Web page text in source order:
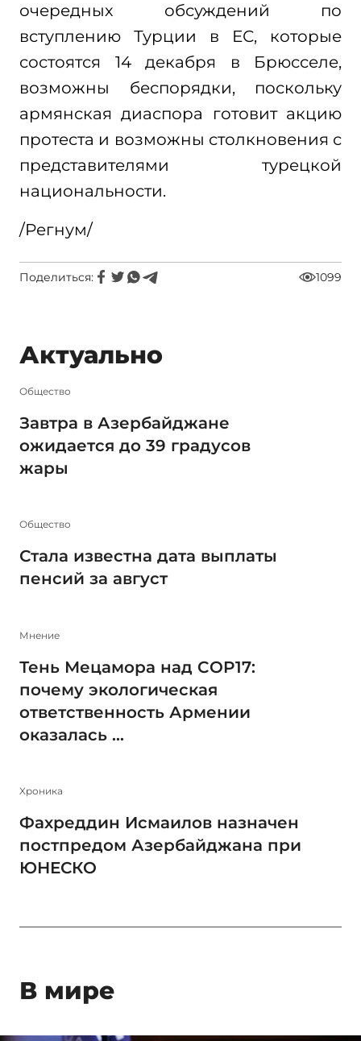
очередных обсуждений по
вступлению Турции в ЕС, которые
состоятся 14 декабря в Брюсселе,
возможны беспорядки, поскольку
армянская диаспора готовит акцию
протеста и возможны столкновения с
представителями турецкой
национальности.
/Регнум/
Поделиться: 1099
Актуально
Общество
Завтра в Азербайджане
ожидается до 39 градусов
жары
Общество
Стала известна дата выплаты
пенсий за август
Мнение
Тень Мецамора над COP17:
почему экологическая
ответственность Армении
оказалась ...
Xроника
Фахреддин Исмаилов назначен
постпредом Азербайджана при
ЮНЕСКО
В мире